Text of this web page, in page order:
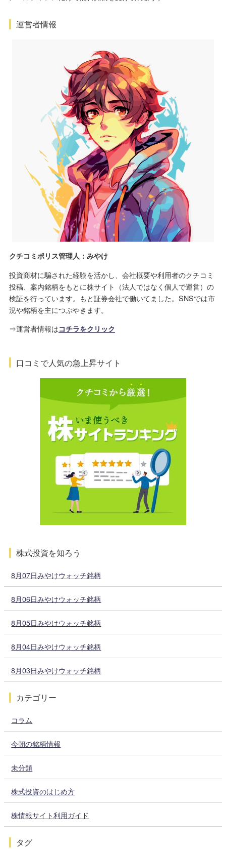
運営者情報
クチコミポリス管理人：みやけ
投資商材に騙された経験を活かし、会社概要や利用者のクチコミ
投稿、案内銘柄をもとに株サイト（法人ではなく個人で運営）の
検証を行っています。もと証券会社で働いてました。SNSでは市
況や銘柄を主につぶやきます。
⇒運営者情報はコチラをクリック
口コミで人気の急上昇サイト
株式投資を知ろう
8月07日みやけウォッチ銘柄
8月06日みやけウォッチ銘柄
8月05日みやけウォッチ銘柄
8月04日みやけウォッチ銘柄
8月03日みやけウォッチ銘柄
カテゴリー
コラム
今朝の銘柄情報
未分類
株式投資のはじめ方
株情報サイト利用ガイド
タグ